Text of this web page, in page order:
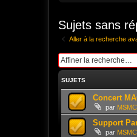
Sujets sans
Aller à la recherche
SUJETS
Concert
par MSMC
Support
par MSMC